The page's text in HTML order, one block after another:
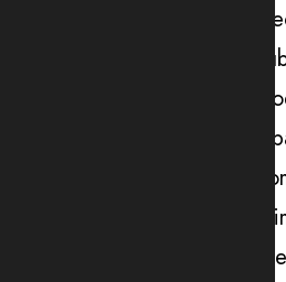
“Juče nisam bila sa svojom
veće od svih nas, od svake
me je zadesila u poslednjih
A šta bude kad se umoriš
bila kod kuće sa svojom
pričamo, da se šalimo, da
“Mama je juče imala dvije